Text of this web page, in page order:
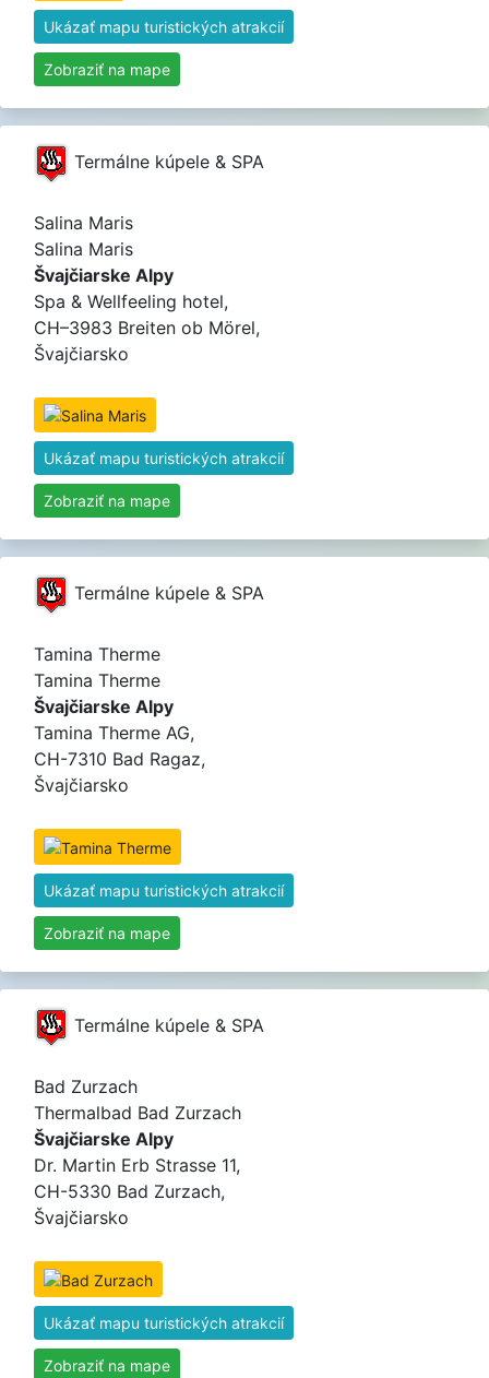
Ukázať mapu turistických atrakcií
Zobraziť na mape
Termálne kúpele & SPA
Salina Maris
Salina Maris
Švajčiarske Alpy
Spa & Wellfeeling hotel,
CH–3983 Breiten ob Mörel,
Švajčiarsko
Ukázať mapu turistických atrakcií
Zobraziť na mape
Termálne kúpele & SPA
Tamina Therme
Tamina Therme
Švajčiarske Alpy
Tamina Therme AG,
CH-7310 Bad Ragaz,
Švajčiarsko
Ukázať mapu turistických atrakcií
Zobraziť na mape
Termálne kúpele & SPA
Bad Zurzach
Thermalbad Bad Zurzach
Švajčiarske Alpy
Dr. Martin Erb Strasse 11,
CH-5330 Bad Zurzach,
Švajčiarsko
Ukázať mapu turistických atrakcií
Zobraziť na mape